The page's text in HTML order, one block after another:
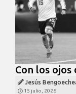
Con los ojos
Jesús
15 julio, 2026